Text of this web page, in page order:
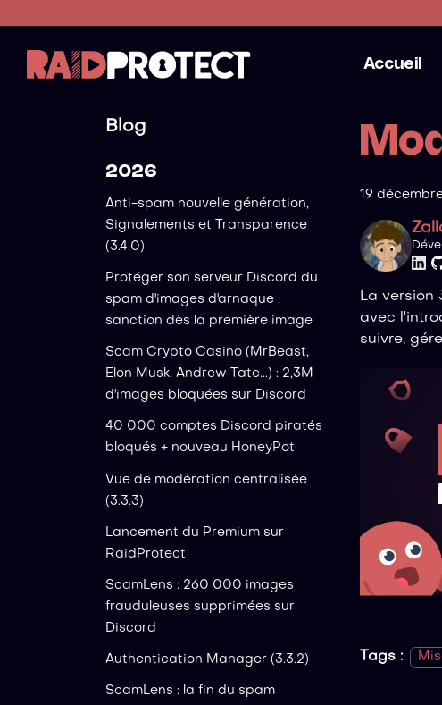
Accueil
Blog
2026
Anti-spam nouvelle génération,
Signalements et Transparence
(3.4.0)
Protéger son serveur Discord du
spam d'images d'arnaque :
sanction dès la première image
Scam Crypto Casino (MrBeast,
Elon Musk, Andrew Tate...) : 2,3M
d'images bloquées sur Discord
40 000 comptes Discord piratés
bloqués + nouveau HoneyPot
Vue de modération centralisée
(3.3.3)
Lancement du Premium sur
RaidProtect
ScamLens : 260 000 images
frauduleuses supprimées sur
Discord
Authentication Manager (3.3.2)
ScamLens : la fin du spam
19
La version
avec
suivre,
Tags :